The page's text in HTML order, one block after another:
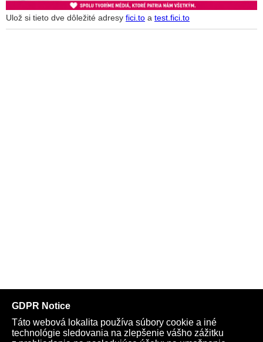
Ulož si tieto dve dôležité adresy fici.to a test.fici.to